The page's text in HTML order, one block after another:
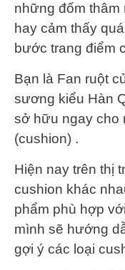
những đốm thâm
hay cảm thấy
bước trang điểm
Bạn là Fan ruột
sương kiểu Hàn
sở hữu ngay cho
(cushion) .
Hiện nay trên thị
cushion khác
phẩm phù hợp
mình sẽ hướng
gợi ý các loại